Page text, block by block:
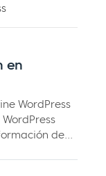
en
WordPress
de...